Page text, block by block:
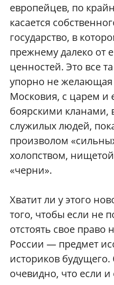
европейцев, по
касается
государство, в
прежнему далеко от
ценностей. Это все
упорно не желающая
Московия, с царем и
боярскими
служилых людей,
произволом
холопством,
«черни».
Хватит ли у этого
того, чтобы если не
отстоять свое право
России — предмет
историков
очевидно, что если и